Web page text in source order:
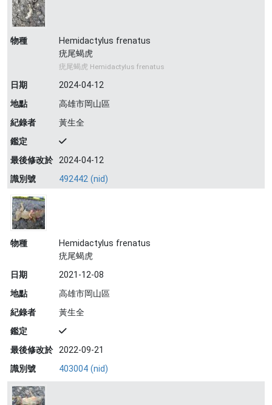
物種
Hemidactylus frenatus
疣尾蝎虎
疣尾蝎虎 Hemidactylus frenatus
日期
2024-04-12
地點
高雄市岡山區
紀錄者
黃生全
鑑定
最後修改於 2024-04-12
識別號
492442 (nid)
物種
Hemidactylus frenatus
疣尾蝎虎
日期
2021-12-08
地點
高雄市岡山區
紀錄者
黃生全
鑑定
最後修改於 2022-09-21
識別號
403004 (nid)